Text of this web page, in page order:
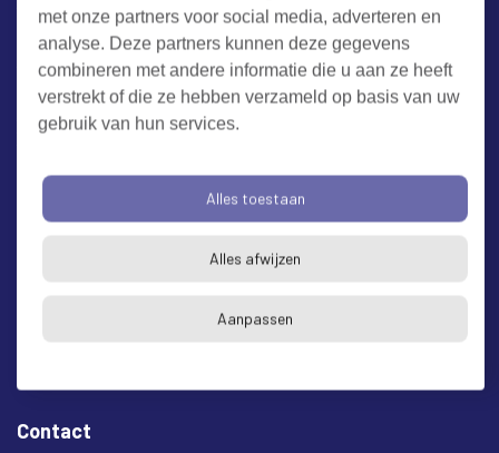
met onze partners voor social media, adverteren en
analyse. Deze partners kunnen deze gegevens
combineren met andere informatie die u aan ze heeft
verstrekt of die ze hebben verzameld op basis van uw
gebruik van hun services.
Alles toestaan
Alles afwijzen
Aanpassen
Milieuklacht melden
Algemene voorwaarden
Toegankelijkheid
Bezoekadres en postadres
* op afspraak
RUD Zeeland
Buitenruststraat 6
Contact